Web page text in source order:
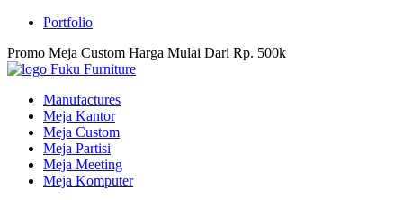
Portfolio
Promo Meja Custom Harga Mulai Dari Rp. 500k
Manufactures
Meja Kantor
Meja Custom
Meja Partisi
Meja Meeting
Meja Komputer